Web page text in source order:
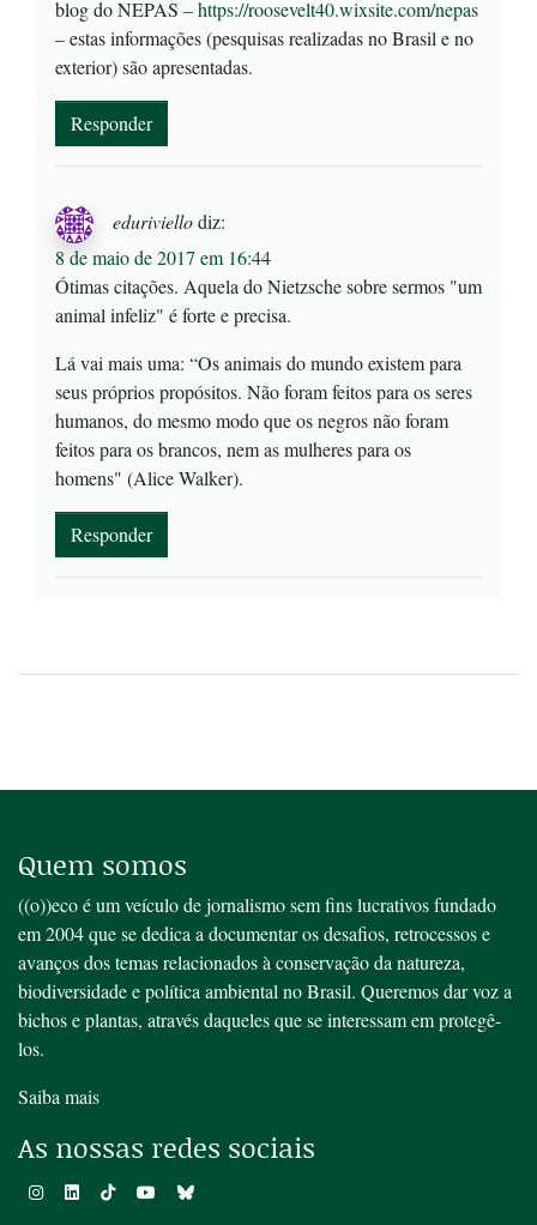
blog do NEPAS –https://roosevelt40.wixsite.com/nepas
– estas informações (pesquisas realizadas no Brasil e no
exterior) são apresentadas.
Responder
eduriviellodiz:
8 de maio de 2017 em 16:44
Ótimas citações. Aquela do Nietzsche sobre sermos "um
animal infeliz" é forte e precisa.
Lá vai mais uma: “Os animais do mundo existem para
seus próprios propósitos. Não foram feitos para os seres
humanos, do mesmo modo que os negros não foram
feitos para os brancos, nem as mulheres para os
homens" (Alice Walker).
Responder
Quem somos
((o))eco é um veículo de jornalismo sem fins lucrativos fundado
em 2004 que se dedica a documentar os desafios, retrocessos e
avanços dos temas relacionados à conservação da natureza,
biodiversidade e política ambiental no Brasil. Queremos dar voz a
bichos e plantas, através daqueles que se interessam em protegê-
los.
Saiba mais
As nossas redes sociais